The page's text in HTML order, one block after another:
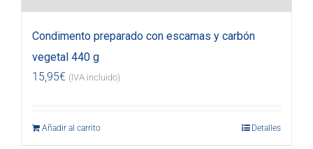
Condimento preparado con escamas y carbón
vegetal 440 g
15,95€ (IVA incluido)
Añadir al carrito Detalles